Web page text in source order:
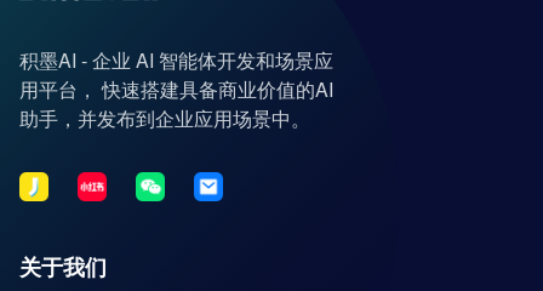
积墨AI - 企业 AI 智能体开发和场景应
用平台， 快速搭建具备商业价值的AI
助手，并发布到企业应用场景中。
关于我们